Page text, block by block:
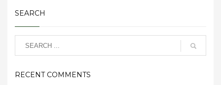
SEARCH
RECENT COMMENTS